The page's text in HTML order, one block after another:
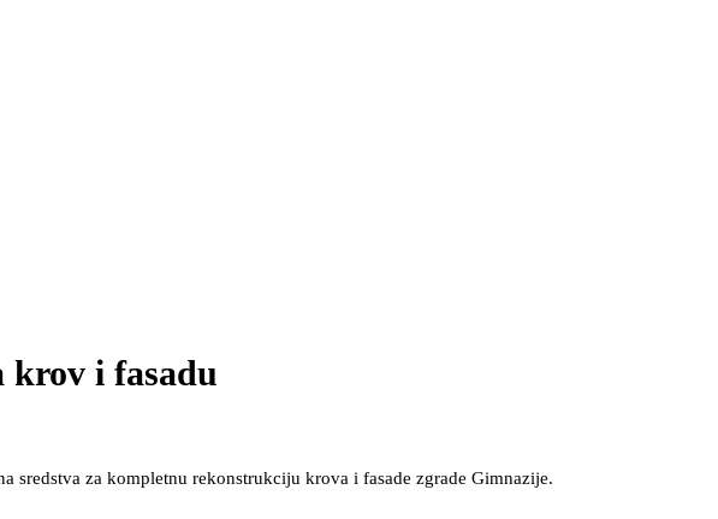
krov i fasadu
sredstva za kompletnu rekonstrukciju krova i fasade zgrade Gimnazije.